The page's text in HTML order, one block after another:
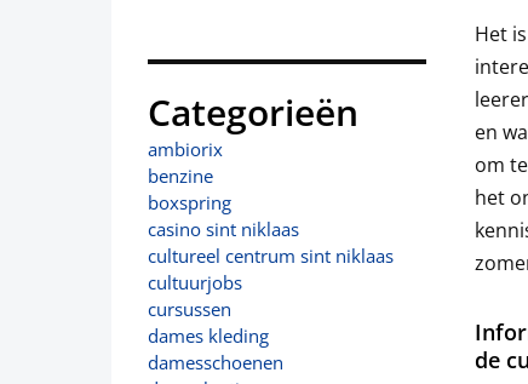
Categorieën
ambiorix
benzine
boxspring
casino sint niklaas
cultureel centrum sint niklaas
cultuurjobs
cursussen
dames kleding
damesschoenen
Het
en
om
het
de